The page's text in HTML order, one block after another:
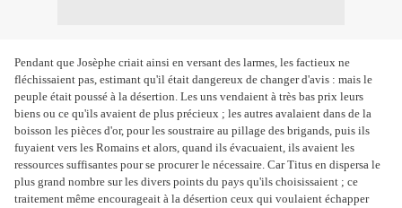
Pendant que Josèphe criait ainsi en versant des larmes, les factieux ne
fléchissaient pas, estimant qu'il était dangereux de changer d'avis : mais le
peuple était poussé à la désertion. Les uns vendaient à très bas prix leurs
biens ou ce qu'ils avaient de plus précieux ; les autres avalaient dans de la
boisson les pièces d'or, pour les soustraire au pillage des brigands, puis ils
fuyaient vers les Romains et alors, quand ils évacuaient, ils avaient les
ressources suffisantes pour se procurer le nécessaire. Car Titus en dispersa le
plus grand nombre sur les divers points du pays qu'ils choisissaient ; ce
traitement même encourageait à la désertion ceux qui voulaient échapper